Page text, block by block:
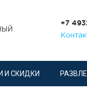
+7
И СКИДКИ